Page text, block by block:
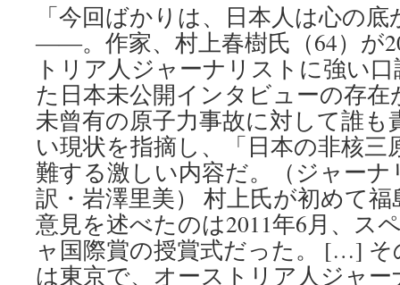
「今回ばかりは、日本人は心の
――。作家、村上春樹氏（64）が
トリア人ジャーナリストに強い
た日本未公開インタビューの存
未曾有の原子力事故に対して誰
い現状を指摘し、「日本の非核三
難する激しい内容だ。（ジャー
訳・岩澤里美） 村上氏が初めて
意見を述べたのは2011年6月、ス
ャ国際賞の授賞式だった。 […] そ
は東京で、オーストリア人ジャ